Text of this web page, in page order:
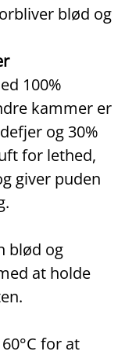
blød og
100%
kammer er
og 30%
for lethed,
giver puden
blød og
at holde
for at